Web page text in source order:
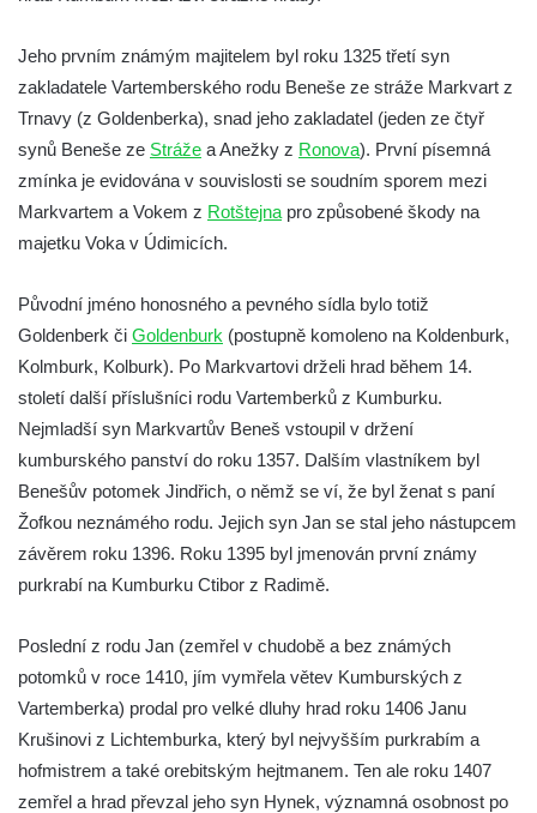
Hrad Helfenburk (Hrádek) u Úštěka
Skalní hrad a poustevna Sloup v Čechách
Hrad Tolštejn (Tollenstein)
Hrad Hamrštejn (Hammerstein)
Hrad Vildštejn (Skalná)
Hrad Krásný Buk (Schönbuch) u Krásné
Lípy
Horní Hrad, řečený Hauenštejn, okres
Karlovy Vary
Hrad Hartenberg (Hřebeny)
Hrad Přimda (Pfraumberg)
Jeho prvním známým majitelem byl roku 1325 třetí syn
zakladatele Vartemberského rodu Beneše ze stráže Markvart z
Trnavy (z Goldenberka), snad jeho zakladatel (jeden ze čtyř
synů Beneše ze Stráže a Anežky z Ronova). První písemná
zmínka je evidována v souvislosti se soudním sporem mezi
Markvartem a Vokem z Rotštejna pro způsobené škody na
majetku Voka v Údimicích.
Původní jméno honosného a pevného sídla bylo totiž
Goldenberk či Goldenburk (postupně komoleno na Koldenburk,
Kolmburk, Kolburk). Po Markvartovi drželi hrad během 14.
století další příslušníci rodu Vartemberků z Kumburku.
Nejmladší syn Markvartův Beneš vstoupil v držení
kumburského panství do roku 1357. Dalším vlastníkem byl
Benešův potomek Jindřich, o němž se ví, že byl ženat s paní
Žofkou neznámého rodu. Jejich syn Jan se stal jeho nástupcem
závěrem roku 1396. Roku 1395 byl jmenován první známy
purkrabí na Kumburku Ctibor z Radimě.
Poslední z rodu Jan (zemřel v chudobě a bez známých
potomků v roce 1410, jím vymřela větev Kumburských z
Vartemberka) prodal pro velké dluhy hrad roku 1406 Janu
Krušinovi z Lichtemburka, který byl nejvyšším purkrabím a
hofmistrem a také orebitským hejtmanem. Ten ale roku 1407
zemřel a hrad převzal jeho syn Hynek, významná osobnost po